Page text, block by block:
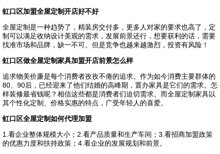
虹口区加盟全屋定制开店好不好
全屋定制是一种趋势了，精装房交付多，更多人对家的要求也高了，定
制可以满足收纳设计美观的需求，发展前景还行，想要获利的话，需要
找准市场和品牌，缺一不可。但是竞争也越来越激烈，投资有风险！
虹口区做全屋定制家具加盟开店前景怎么样
追求物美价廉是每个消费者孜孜不倦的追求。作为如今消费主要群体的
80、90后，已经迎来了他们结婚的高峰期，置办家具是它们的需求。怎
样装修最省钱呢？相信这些都是消费者们迫切需求。而全屋定制家具以
其个性化定制、价格实惠的特点，广受年轻人的喜爱。
虹口区全屋定制如何代理加盟
1.看企业整体规模大小；2.看产品质量和生产车间；3.看招商加盟政策
的优惠力度和扶持政策；4.看企业的发展规划和前景。